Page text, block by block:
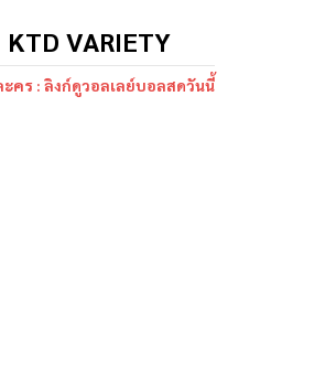
KTD VARIETY
คร : ลิงก์ดูวอลเลย์บอลสดวันนี้